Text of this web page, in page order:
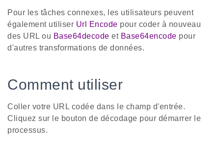
Pour les tâches connexes, les utilisateurs peuvent
également utiliser Url Encode pour coder à nouveau
des URL ou Base64decode et Base64encode pour
d'autres transformations de données.
Comment utiliser
Coller votre URL codée dans le champ d'entrée.
Cliquez sur le bouton de décodage pour démarrer le
processus.